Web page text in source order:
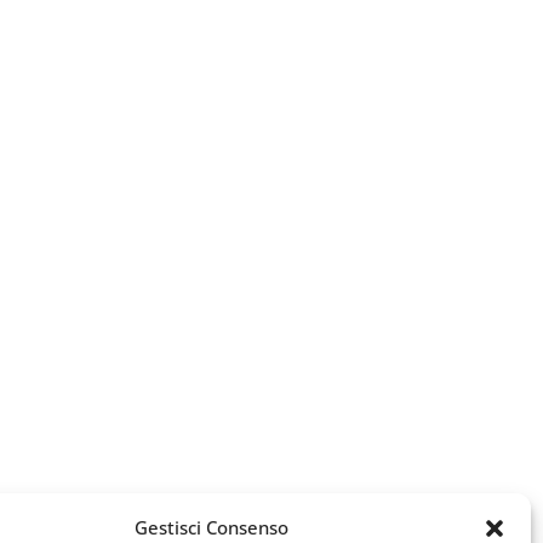
Gestisci Consenso